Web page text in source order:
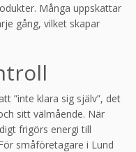
Många uppskattar
gång, vilket skapar
”inte klara sig själv”, det
sitt välmående. När
frigörs energi till
småföretagare i Lund